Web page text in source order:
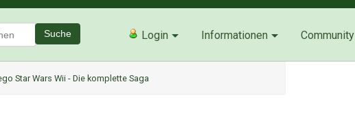
Suche Login Informationen Community
Star Wars Wii - Die komplette Saga